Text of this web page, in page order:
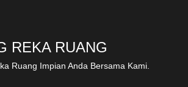
REKA RUANG
Ruang Impian Anda Bersama Kami.